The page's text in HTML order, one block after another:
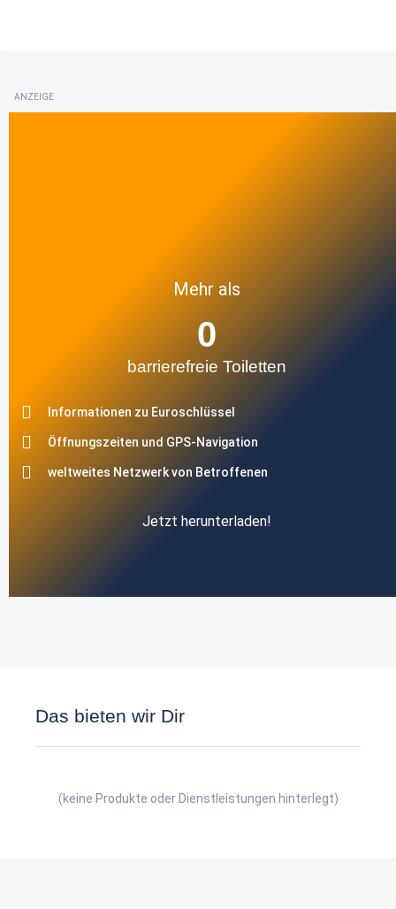
ANZEIGE
Mehr als
barrierefreie Toiletten
0
Informationen zu Euroschlüssel
Öffnungszeiten und GPS-Navigation
weltweites Netzwerk von Betroffenen
Jetzt herunterladen!
Das bieten wir Dir
(keine Produkte oder Dienstleistungen hinterlegt)